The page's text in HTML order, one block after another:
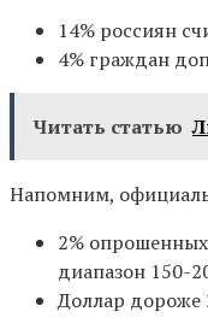
14% россиян
4% граждан
Читать статью
Напомним,
2%
диапазон 150-
Доллар дороже